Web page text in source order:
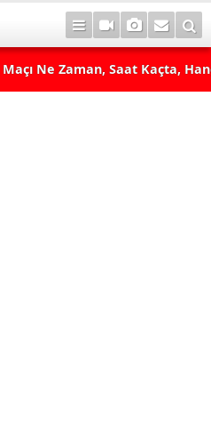
Ne Zaman, Saat Kaçta,